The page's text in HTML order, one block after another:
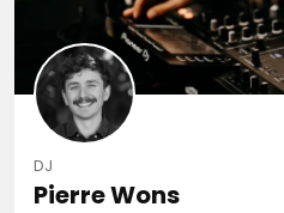
DJ
Pierre Wons